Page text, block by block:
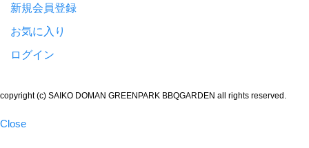
新規会員登録
お気に入り
ログイン
copyright (c) SAIKO DOMAN GREENPARK BBQGARDEN all rights reserved.
Close